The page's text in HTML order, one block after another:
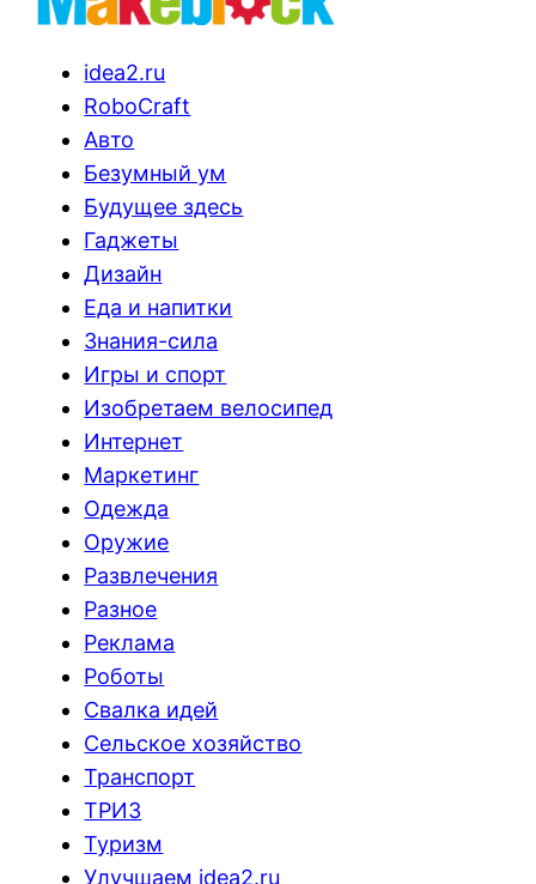
idea2.ru
RoboCraft
Авто
Безумный ум
Будущее здесь
Гаджеты
Дизайн
Еда и напитки
Знания-сила
Игры и спорт
Изобретаем велосипед
Интернет
Маркетинг
Одежда
Оружие
Развлечения
Разное
Реклама
Роботы
Свалка идей
Сельское хозяйство
Транспорт
ТРИЗ
Туризм
Улучшаем idea2.ru